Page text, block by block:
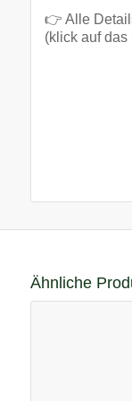
👉 Alle
(klick auf das
Ähnliche